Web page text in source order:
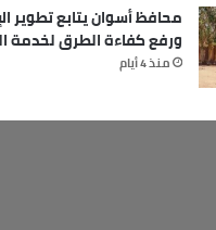
محافظ أسوان يتابع تطوير
ورفع كفاءة الطرق لخدمة
منذ 4 أيام